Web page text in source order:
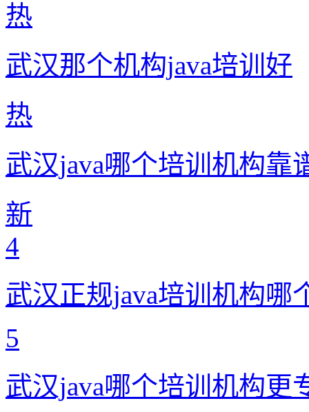
热
武汉那个机构java培训好
热
武汉java哪个培训机构靠
新
4
武汉正规java培训机构哪
5
武汉java哪个培训机构更